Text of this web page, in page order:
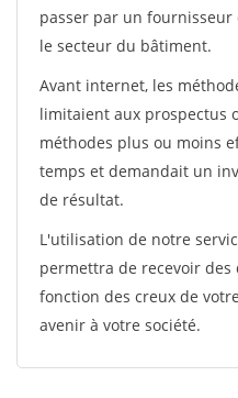
passer par un
le secteur du bâtiment.
Avant internet, les
limitaient aux prospectus
méthodes plus ou moins
temps et demandait un
de résultat.
L'utilisation de notre
permettra de recevoir des
fonction des creux de
avenir à votre société.